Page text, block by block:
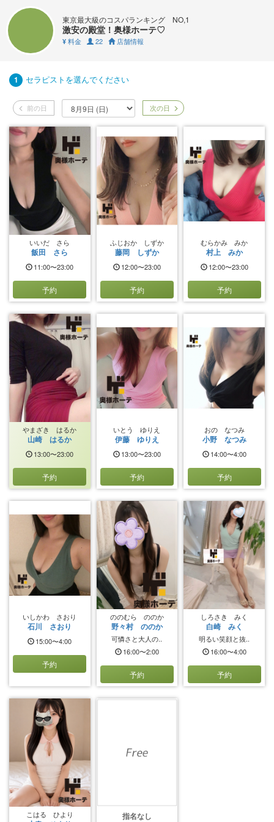
東京最大級のコスパランキング NO,1
激安の殿堂！奥様ホーテ♡
¥ 料金 22 店舗情報
1 セラピストを選んでください
前の日 次の日
いいだ さら
飯田 さら
11:00〜23:00
予約
ふじおか しずか
藤岡 しずか
12:00〜23:00
予約
むらかみ みか
村上 みか
12:00〜23:00
予約
やまざき はるか
山崎 はるか
13:00〜23:00
予約
いとう ゆりえ
伊藤 ゆりえ
13:00〜23:00
予約
おの なつみ
小野 なつみ
14:00〜4:00
予約
いしかわ さおり
石川 さおり
15:00〜4:00
予約
ののむら ののか
野々村 ののか
可憐さと大人の..
16:00〜2:00
予約
しろさき みく
白崎 みく
明るい笑顔と抜..
16:00〜4:00
予約
こはる ひより 指名なし